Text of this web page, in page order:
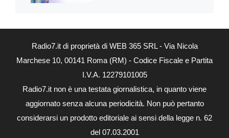
Radio7.it di proprietà di WEB 365 SRL - Via Nicola
Marchese 10, 00141 Roma (RM) - Codice Fiscale e Partita
I.V.A. 12279101005
Radio7.it non è una testata giornalistica, in quanto viene
aggiornato senza alcuna periodicità. Non può pertanto
considerarsi un prodotto editoriale ai sensi della legge n. 62
del 07.03.2001